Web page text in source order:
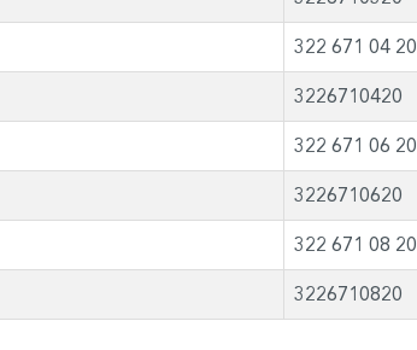
322 671 04 20
3226710420
322 671 06 20
3226710620
322 671 08 20
3226710820